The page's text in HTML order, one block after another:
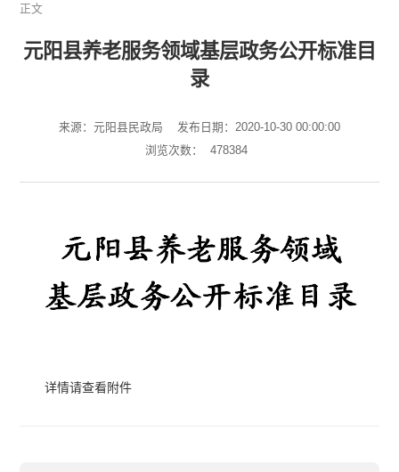
正文
元阳县养老服务领域基层政务公开标准目
录
来源：元阳县民政局
发布日期：2020-10-30 00:00:00
浏览次数：
478384
详情请查看附件